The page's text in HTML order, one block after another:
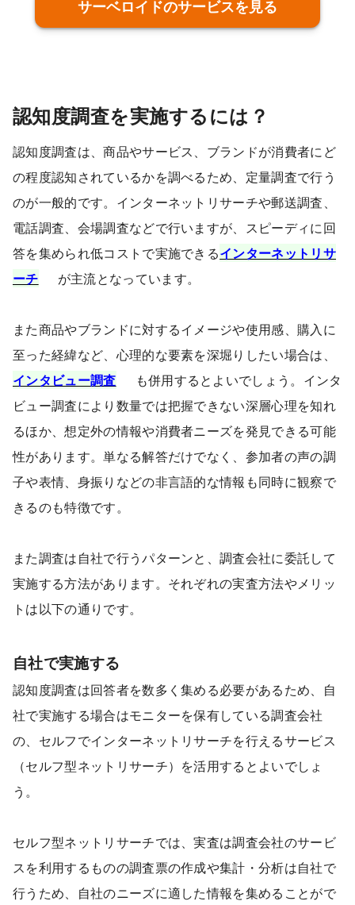
サーベロイドのサービスを見る
認知度調査を実施するには？
認知度調査は、商品やサービス、ブランドが消費者にど
の程度認知されているかを調べるため、定量調査で行う
のが一般的です。インターネットリサーチや郵送調査、
電話調査、会場調査などで行いますが、スピーディに回
答を集められ低コストで実施できるインターネットリサ
ーチ
が主流となっています。
また商品やブランドに対するイメージや使用感、購入に
至った経緯など、心理的な要素を深堀りしたい場合は、
インタビュー調査
も併用するとよいでしょう。インタ
ビュー調査により数量では把握できない深層心理を知れ
るほか、想定外の情報や消費者ニーズを発見できる可能
性があります。単なる解答だけでなく、参加者の声の調
子や表情、身振りなどの非言語的な情報も同時に観察で
きるのも特徴です。
また調査は自社で行うパターンと、調査会社に委託して
実施する方法があります。それぞれの実査方法やメリッ
トは以下の通りです。
自社で実施する
認知度調査は回答者を数多く集める必要があるため、自
社で実施する場合はモニターを保有している調査会社
の、セルフでインターネットリサーチを行えるサービス
（セルフ型ネットリサーチ）を活用するとよいでしょ
う。
セルフ型ネットリサーチでは、実査は調査会社のサービ
スを利用するものの調査票の作成や集計・分析は自社で
行うため、自社のニーズに適した情報を集めることがで